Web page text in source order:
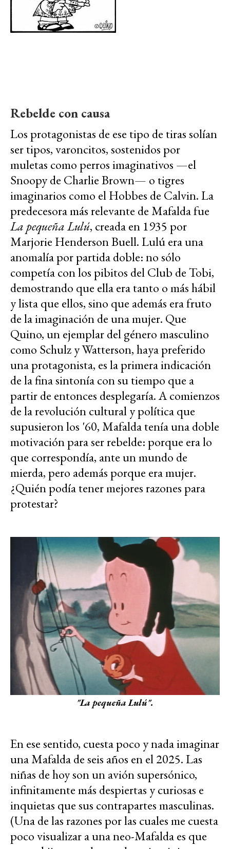
Rebelde con causa
Los protagonistas de ese tipo de tiras solían
ser tipos, varoncitos, sostenidos por
muletas como perros imaginativos —el
Snoopy de Charlie Brown— o tigres
imaginarios como el Hobbes de Calvin. La
predecesora más relevante de Mafalda fue
La pequeña Lulú, creada en 1935 por
Marjorie Henderson Buell. Lulú era una
anomalía por partida doble: no sólo
competía con los pibitos del Club de Tobi,
demostrando que ella era tanto o más hábil
y lista que ellos, sino que además era fruto
de la imaginación de una mujer. Que
Quino, un ejemplar del género masculino
como Schulz y Watterson, haya preferido
una protagonista, es la primera indicación
de la fina sintonía con su tiempo que a
partir de entonces desplegaría. A comienzos
de la revolución cultural y política que
supusieron los '60, Mafalda tenía una doble
motivación para ser rebelde: porque era lo
que correspondía, ante un mundo de
mierda, pero además porque era mujer.
¿Quién podía tener mejores razones para
protestar?
"La pequeña Lulú".
En ese sentido, cuesta poco y nada imaginar
una Mafalda de seis años en el 2025. Las
niñas de hoy son un avión supersónico,
infinitamente más despiertas y curiosas e
inquietas que sus contrapartes masculinas.
(Una de las razones por las cuales me cuesta
poco visualizar a una neo-Mafalda es que